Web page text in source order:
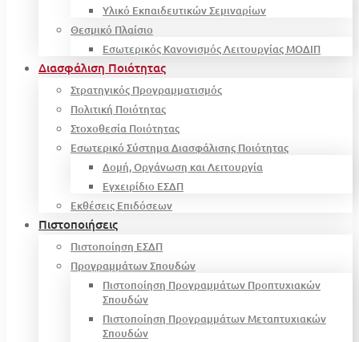
Υλικό Εκπαιδευτικών Σεμιναρίων
Θεσμικό Πλαίσιο
Εσωτερικός Κανονισμός Λειτουργίας ΜΟΔΙΠ
Διασφάλιση Ποιότητας
Στρατηγικός Προγραμματισμός
Πολιτική Ποιότητας
Στοχοθεσία Ποιότητας
Εσωτερικό Σύστημα Διασφάλισης Ποιότητας
Δομή, Οργάνωση και Λειτουργία
Εγχειρίδιο ΕΣΔΠ
Εκθέσεις Επιδόσεων
Πιστοποιήσεις
Πιστοποίηση ΕΣΔΠ
Προγραμμάτων Σπουδών
Πιστοποίηση Προγραμμάτων Προπτυχιακών
Σπουδών
Πιστοποίηση Προγραμμάτων Μεταπτυχιακών
Σπουδών